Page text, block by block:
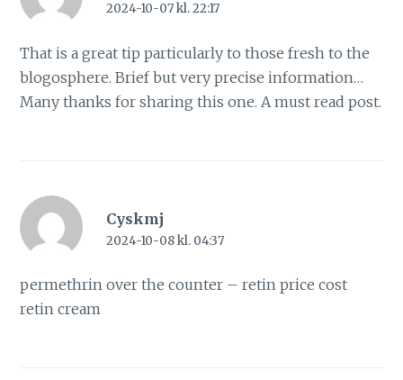
2024-10-07 kl. 22:17
That is a great tip particularly to those fresh to the
blogosphere. Brief but very precise information…
Many thanks for sharing this one. A must read post.
Cyskmj
2024-10-08 kl. 04:37
permethrin over the counter –retin price cost
retin cream